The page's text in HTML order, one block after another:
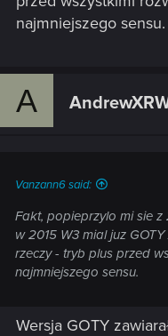
najmniejszego sensu.
A
Vanzann6 said:
Fakt, popieprzylo mi sie z
w 2015 W3 mial juz
rzeczy - tryb plus przed
najmniejszego sensu.
Wersja GOTY